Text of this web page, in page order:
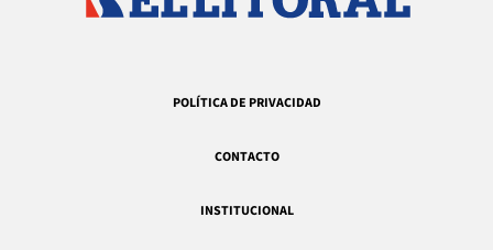
POLÍTICA DE PRIVACIDAD
CONTACTO
INSTITUCIONAL